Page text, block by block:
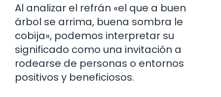
Al analizar el refrán «el que a buen
árbol se arrima, buena sombra le
cobija», podemos interpretar su
significado como una invitación a
rodearse de personas o entornos
positivos y beneficiosos.